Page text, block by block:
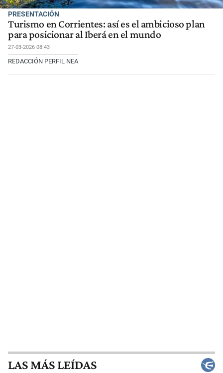
PRESENTACIÓN
Turismo en Corrientes: así es el ambicioso plan
para posicionar al Iberá en el mundo
27-03-2026 08:43
REDACCIÓN PERFIL NEA
LAS MÁS LEÍDAS